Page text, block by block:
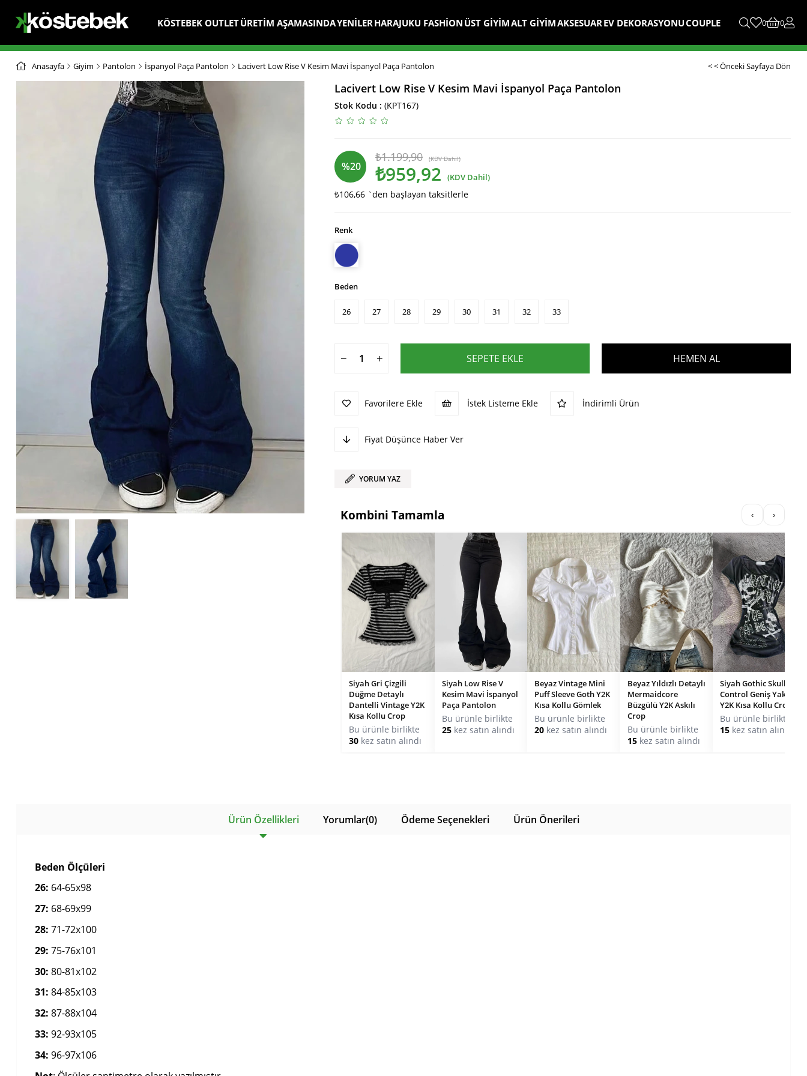
KÖSTEBEK OUTLETÜRETİM AŞAMASINDAYENİLER HARAJUKU FASHİON ÜST GİYİMALT GİYİMAKSESUAR EV DEKORASYONUCOUPLE 0 0
Anasayfa Giyim Pantolon İspanyol Paça Pantolon Lacivert Low Rise V Kesim Mavi İspanyol Paça Pantolon < < Önceki Sayfaya Dön
Lacivert Low Rise V Kesim Mavi İspanyol Paça Pantolon
Stok Kodu (KPT167)
%20
İndirim
₺1.199,90 (KDV Dahil)
₺959,92 (KDV Dahil)
₺106,66 `den başlayan taksitlerle
Renk
Beden
26 27 28 29 30 31 32 33
Favorilere Ekle İstek Listeme Ekle İndirimli Ürün
Fiyat Düşünce Haber Ver
YORUM YAZ
Kombini Tamamla ‹ ›
Siyah Gri Çizgili
Düğme Detaylı
Dantelli Vintage Y2K
Kısa Kollu Crop
Bu ürünle birlikte
30 kez satın alındı
Siyah Low Rise V
Kesim Mavi İspanyol
Paça Pantolon
Bu ürünle birlikte
25kez satın alındı
Beyaz Vintage Mini
Puff Sleeve Goth Y2K
Kısa Kollu Gömlek
Bu ürünle birlikte
20 kez satın alındı
Beyaz Yıldızlı Detaylı
Mermaidcore
Büzgülü Y2K Askılı
Crop
Bu ürünle birlikte
15kez satın alındı
Siyah Gothic Skulls
Control Geniş Yaka
Y2K Kısa Kollu Crop
Bu ürünle birlikte
15 kez satın alındı
Ürün Özellikleri Yorumlar(0) Ödeme Seçenekleri Ürün Önerileri
Beden Ölçüleri
26: 64-65x98
27: 68-69x99
28: 71-72x100
29: 75-76x101
30: 80-81x102
31: 84-85x103
32: 87-88x104
33: 92-93x105
34: 96-97x106